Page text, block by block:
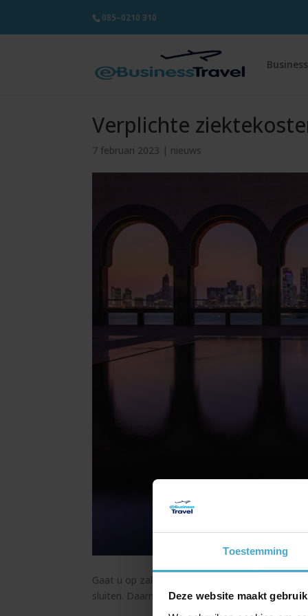
Toestemming
Deze website maakt
085–0210 310
Verplichte
7 februari 2023 | nieuws
Gaat u op zakenreis
sluiten. Daarnaast heeft u (afhankelijk van het